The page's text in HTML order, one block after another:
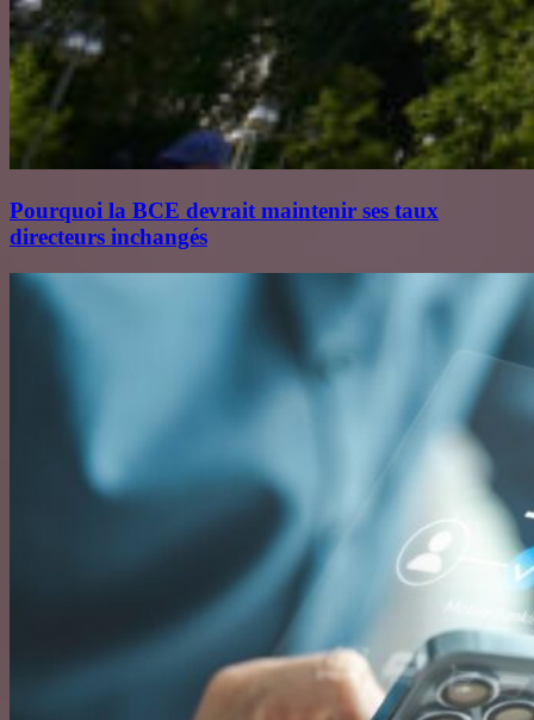
Pourquoi la BCE devrait maintenir ses taux
directeurs inchangés